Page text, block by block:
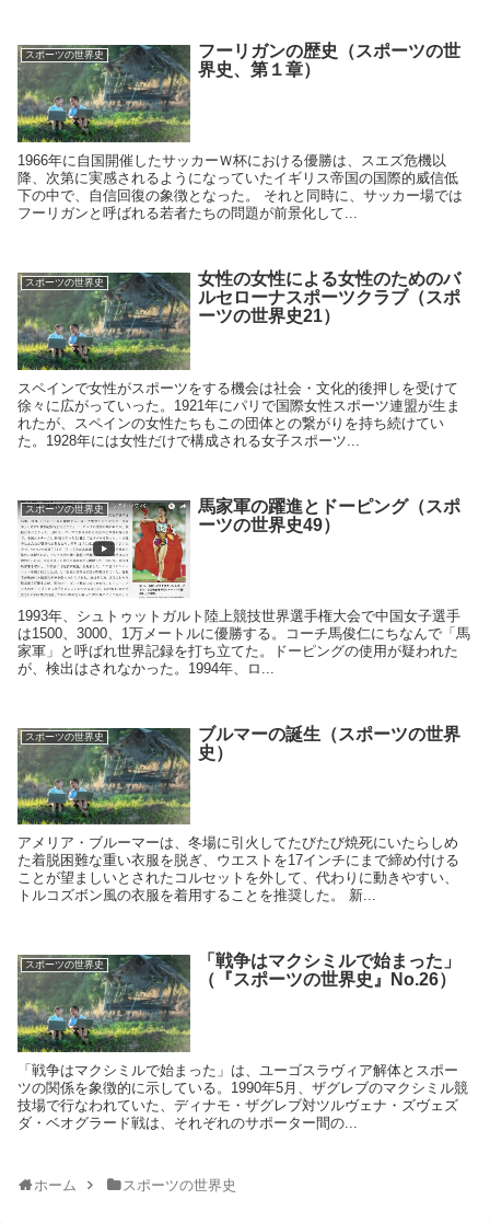
スポーツの世界史
フーリガンの歴史（スポーツの世
界史、第１章）
1966年に自国開催したサッカーＷ杯における優勝は、スエズ危機以
降、次第に実感されるようになっていたイギリス帝国の国際的威信低
下の中で、自信回復の象徴となった。 それと同時に、サッカー場では
フーリガンと呼ばれる若者たちの問題が前景化して...
スポーツの世界史
女性の女性による女性のためのバ
ルセローナスポーツクラブ（スポ
ーツの世界史21）
スペインで女性がスポーツをする機会は社会・文化的後押しを受けて
徐々に広がっていった。1921年にパリで国際女性スポーツ連盟が生ま
れたが、スペインの女性たちもこの団体との繋がりを持ち続けてい
た。1928年には女性だけで構成される女子スポーツ...
スポーツの世界史
馬家軍の躍進とドーピング（スポ
ーツの世界史49）
1993年、シュトゥットガルト陸上競技世界選手権大会で中国女子選手
は1500、3000、1万メートルに優勝する。コーチ馬俊仁にちなんで「馬
家軍」と呼ばれ世界記録を打ち立てた。ドーピングの使用が疑われた
が、検出はされなかった。1994年、ロ...
スポーツの世界史
ブルマーの誕生（スポーツの世界
史）
アメリア・ブルーマーは、冬場に引火してたびたび焼死にいたらしめ
た着脱困難な重い衣服を脱ぎ、ウエストを17インチにまで締め付ける
ことが望ましいとされたコルセットを外して、代わりに動きやすい、
トルコズボン風の衣服を着用することを推奨した。 新...
スポーツの世界史
「戦争はマクシミルで始まった」
（『スポーツの世界史』No.26）
「戦争はマクシミルで始まった」は、ユーゴスラヴィア解体とスポー
ツの関係を象徴的に示している。1990年5月、ザグレブのマクシミル競
技場で行なわれていた、ディナモ・ザグレブ対ツルヴェナ・ズヴェズ
ダ・ベオグラード戦は、それぞれのサポーター間の...
ホーム スポーツの世界史